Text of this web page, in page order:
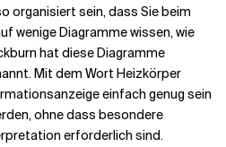
organisiert sein, dass Sie beim
wenige Diagramme wissen, wie
hat diese Diagramme
Mit dem Wort Heizkörper
einfach genug sein
ohne dass besondere
erforderlich sind.